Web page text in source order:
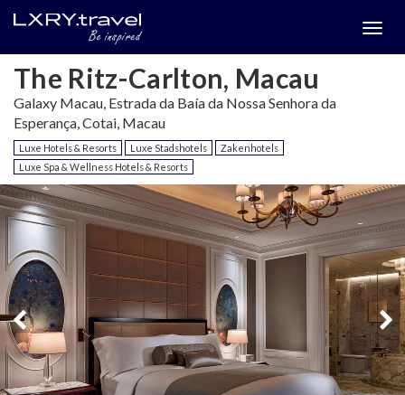
The Ritz-Carlton, Macau
Galaxy Macau, Estrada da Baía da Nossa Senhora da
Esperança, Cotai, Macau
Luxe Hotels & Resorts Luxe Stadshotels
Zakenhotels
Luxe Spa & Wellness Hotels & Resorts